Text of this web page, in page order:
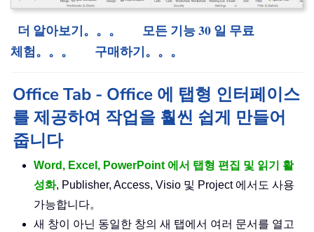
더 알아보기。。。
모든 기능 30 일 무료
체험。。。
구매하기。。。
Office Tab - Office 에 탭형 인터페이스
를 제공하여 작업을 훨씬 쉽게 만들어
줍니다
Word, Excel, PowerPoint 에서 탭형 편집 및 읽기 활
성화, Publisher, Access, Visio 및 Project 에서도 사용
가능합니다。
새 창이 아닌 동일한 창의 새 탭에서 여러 문서를 열고